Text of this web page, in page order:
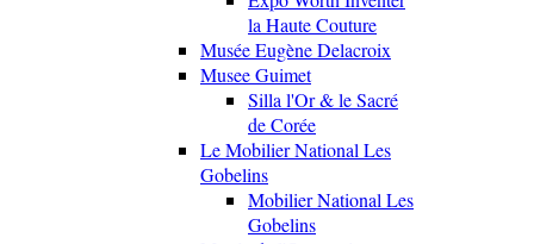
la Haute Couture
Musée Eugène Delacroix
Musee Guimet
Silla l'Or & le Sacré
de Corée
Le Mobilier National Les
Gobelins
Mobilier National Les
Gobelins